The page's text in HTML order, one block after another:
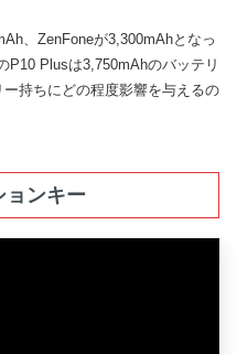
、ZenFoneが3,300mAhとなっ
P10 Plusは3,750mAhのバッテリ
持ちにどの程度影響を与えるの
ョンキー